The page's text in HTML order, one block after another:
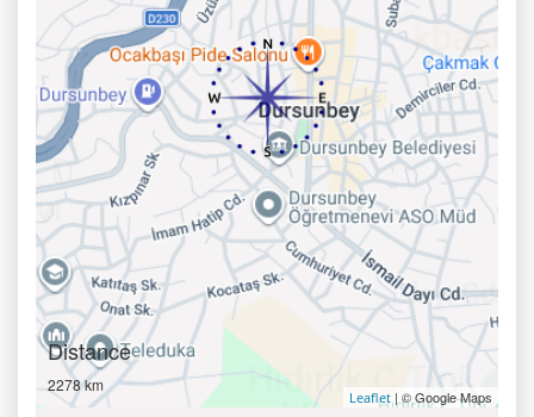
Distance
2278 km
Leaflet | © Google Maps